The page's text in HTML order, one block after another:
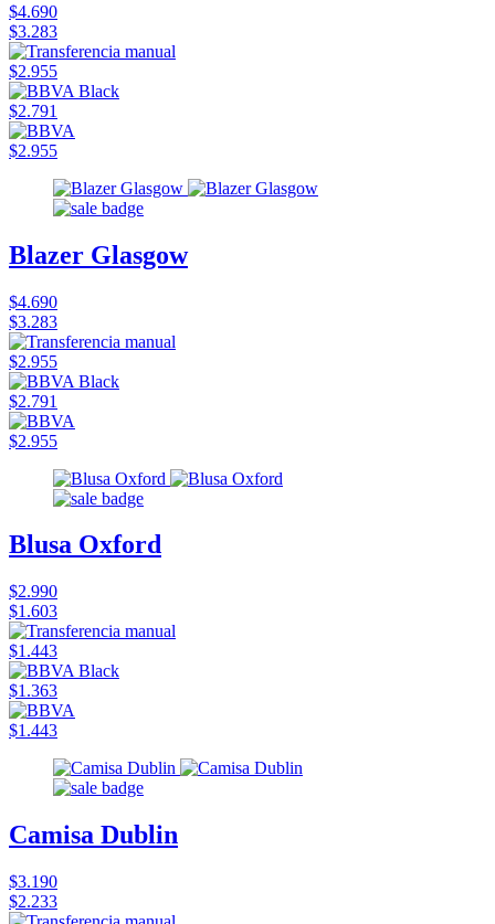
$4.690
$3.283
$2.955
$2.791
$2.955
Blazer Glasgow
$4.690
$3.283
$2.955
$2.791
$2.955
Blusa Oxford
$2.990
$1.603
$1.443
$1.363
$1.443
Camisa Dublin
$3.190
$2.233